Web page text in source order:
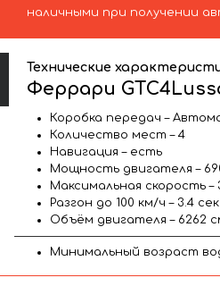
наличными при получении
Технические
Феррари
Коробка передач –
Количество мест – 4
Навигация – есть
Мощность двигателя –
Максимальная скорость –
Разгон до 100 км/ч – 3.4 сек
Объём двигателя – 6262
Минимальный возраст